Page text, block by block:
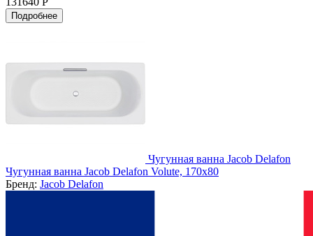
Подробнее
Чугунная ванна Jacob Delafon
Чугунная ванна Jacob Delafon Volute, 170x80
Бренд: Jacob Delafon